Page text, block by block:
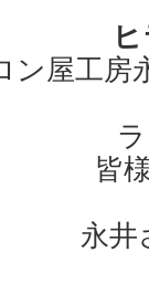
ン屋工房
皆
永井